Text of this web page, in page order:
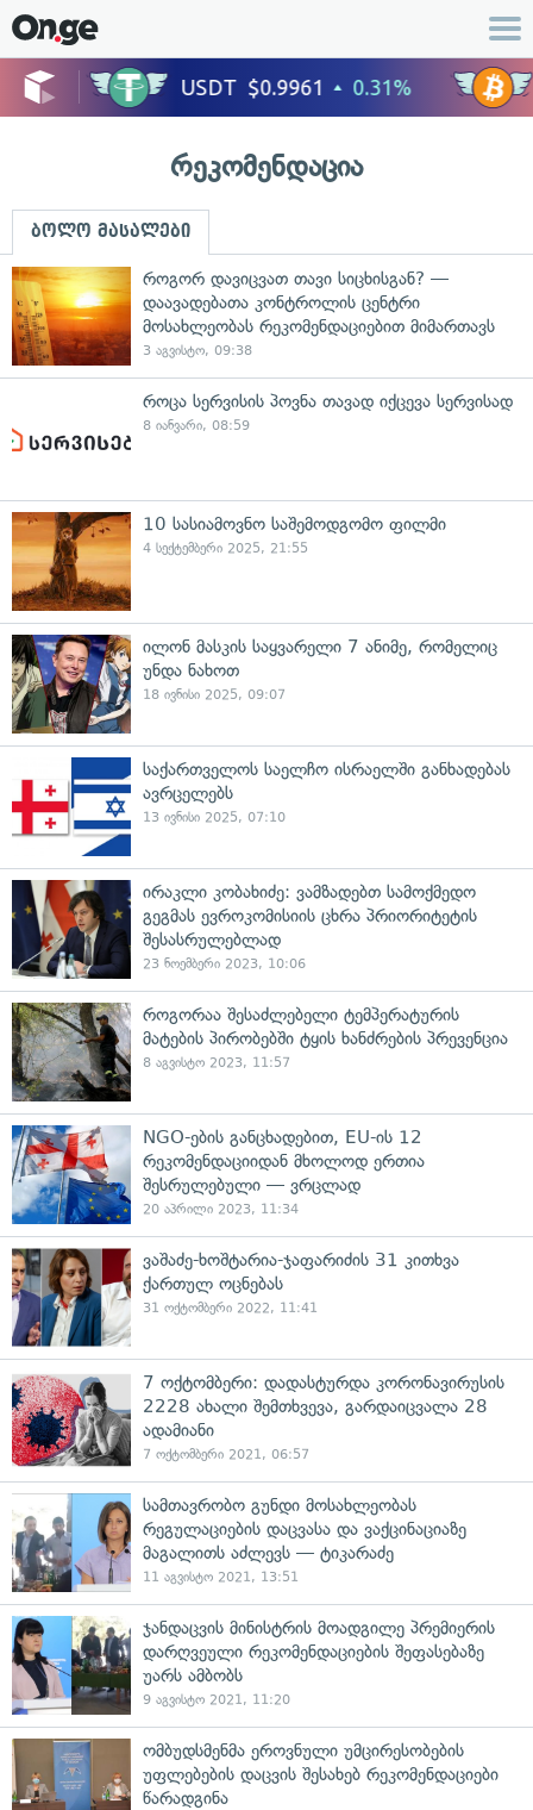
რეკომენდაცია
ბოლო მასალები
როგორ დავიცვათ თავი სიცხისგან? —
დაავადებათა კონტროლის ცენტრი
მოსახლეობას რეკომენდაციებით მიმართავს
3 აგვისტო, 09:38
როცა სერვისის პოვნა თავად იქცევა სერვისად
8 იანვარი, 08:59
10 სასიამოვნო საშემოდგომო ფილმი
4 სექტემბერი 2025, 21:55
ილონ მასკის საყვარელი 7 ანიმე, რომელიც
უნდა ნახოთ
18 ივნისი 2025, 09:07
საქართველოს საელჩო ისრაელში განხადებას
ავრცელებს
13 ივნისი 2025, 07:10
ირაკლი კობახიძე: ვამზადებთ სამოქმედო
გეგმას ევროკომისიის ცხრა პრიორიტეტის
შესასრულებლად
23 ნოემბერი 2023, 10:06
როგორაა შესაძლებელი ტემპერატურის
მატების პირობებში ტყის ხანძრების პრევენცია
8 აგვისტო 2023, 11:57
NGO-ების განცხადებით, EU-ის 12
რეკომენდაციიდან მხოლოდ ერთია
შესრულებული — ვრცლად
20 აპრილი 2023, 11:34
ვაშაძე-ხოშტარია-ჯაფარიძის 31 კითხვა
ქართულ ოცნებას
31 ოქტომბერი 2022, 11:41
7 ოქტომბერი: დადასტურდა კორონავირუსის
2228 ახალი შემთხვევა, გარდაიცვალა 28
ადამიანი
7 ოქტომბერი 2021, 06:57
სამთავრობო გუნდი მოსახლეობას
რეგულაციების დაცვასა და ვაქცინაციაზე
მაგალითს აძლევს — ტიკარაძე
11 აგვისტო 2021, 13:51
ჯანდაცვის მინისტრის მოადგილე პრემიერის
დარღვეული რეკომენდაციების შეფასებაზე
უარს ამბობს
9 აგვისტო 2021, 11:20
ომბუდსმენმა ეროვნული უმცირესობების
უფლებების დაცვის შესახებ რეკომენდაციები
წარადგინა